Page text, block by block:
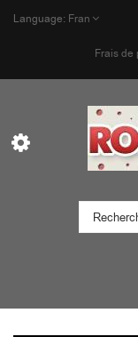
Language: Fran
Frais de